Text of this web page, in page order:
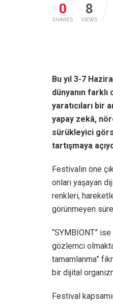
0
SHARES
8
VIEWS
Bu yıl 3-7
dünyanın
yaratıcıları
yapay zekâ,
sürükleyici
tartışmaya
Festivalin öne
onları yaşayan
renkleri,
görünmeyen
“SYMBIONT”
gözlemci
tamamlanma”
bir dijital
Festival